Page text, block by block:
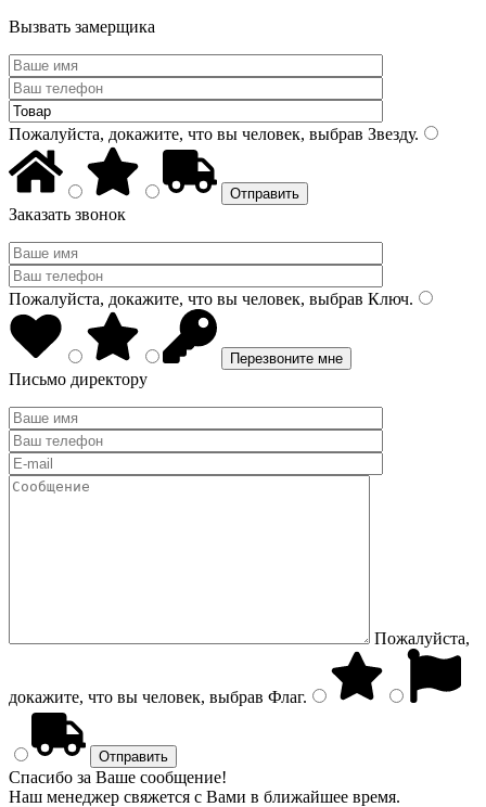
Вызвать замерщика
Пожалуйста, докажите, что вы человек, выбрав Звезду.
Заказать звонок
Пожалуйста, докажите, что вы человек, выбрав Ключ.
Письмо директору
Пожалуйста,
докажите, что вы человек, выбрав Флаг.
Спасибо за Ваше сообщение!
Наш менеджер свяжется с Вами в ближайшее время.